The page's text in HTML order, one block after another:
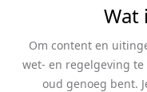
Eyecons App - iOS
Eyecons App -
Vacatures
Wat
Om content en
wet- en regelgeving
oud genoeg bent.